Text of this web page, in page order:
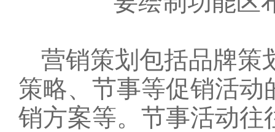
营销策划包括品牌策
策略、节事等促销活
销方案等。节事活动往